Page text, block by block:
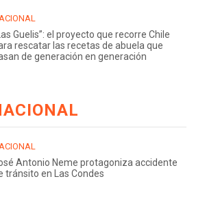
Guelis”: el proyecto que recorre Chile
rescatar las recetas de abuela que
de generación en generación
Antonio Neme protagoniza accidente
tránsito en Las Condes